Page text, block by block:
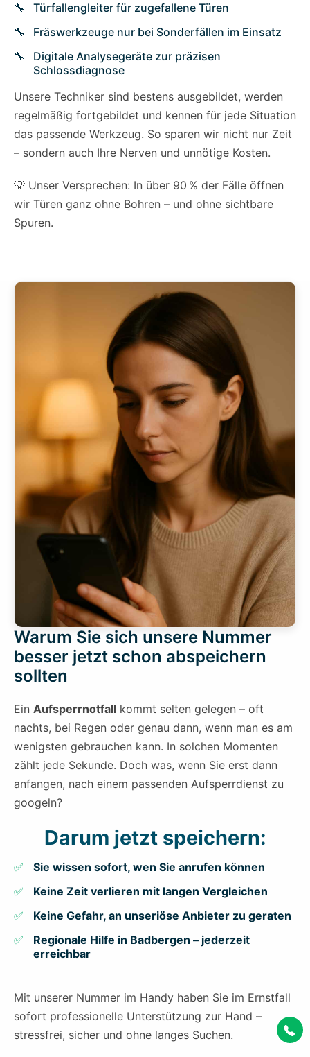
Türfallengleiter für zugefallene Türen
Fräswerkzeuge nur bei Sonderfällen im Einsatz
Digitale Analysegeräte zur präzisen
Schlossdiagnose
Unsere Techniker sind bestens ausgebildet, werden
regelmäßig fortgebildet und kennen für jede Situation
das passende Werkzeug. So sparen wir nicht nur Zeit
– sondern auch Ihre Nerven und unnötige Kosten.
💡 Unser Versprechen: In über 90 % der Fälle öffnen
wir Türen ganz ohne Bohren – und ohne sichtbare
Spuren.
Warum Sie sich unsere Nummer
besser jetzt schon abspeichern
sollten
Ein Aufsperrnotfall kommt selten gelegen – oft
nachts, bei Regen oder genau dann, wenn man es am
wenigsten gebrauchen kann. In solchen Momenten
zählt jede Sekunde. Doch was, wenn Sie erst dann
anfangen, nach einem passenden Aufsperrdienst zu
googeln?
Darum jetzt speichern:
Sie wissen sofort, wen Sie anrufen können
Keine Zeit verlieren mit langen Vergleichen
Keine Gefahr, an unseriöse Anbieter zu geraten
Regionale Hilfe in Badbergen – jederzeit
erreichbar
Mit unserer Nummer im Handy haben Sie im Ernstfall
sofort professionelle Unterstützung zur Hand –
stressfrei, sicher und ohne langes Suchen.